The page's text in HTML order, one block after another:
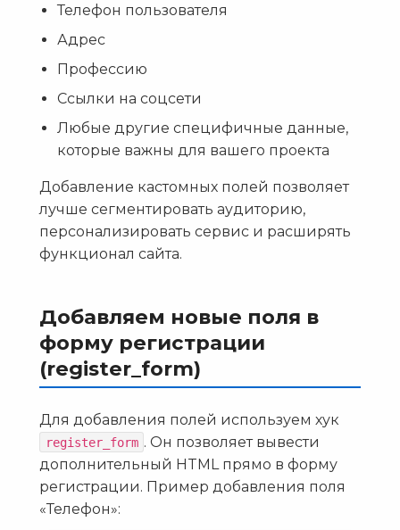
Телефон пользователя
Адрес
Профессию
Ссылки на соцсети
Любые другие специфичные данные,
которые важны для вашего проекта
Добавление кастомных полей позволяет
лучше сегментировать аудиторию,
персонализировать сервис и расширять
функционал сайта.
Добавляем новые поля в
форму регистрации
(register_form)
Для добавления полей используем хук
register_form . Он позволяет вывести
дополнительный HTML прямо в форму
регистрации. Пример добавления поля
«Телефон»: